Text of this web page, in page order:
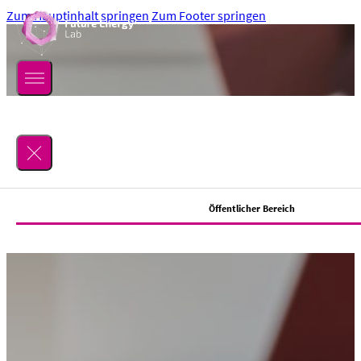
Zum Hauptinhalt springen Zum Footer springen
Öffentlicher Bereich